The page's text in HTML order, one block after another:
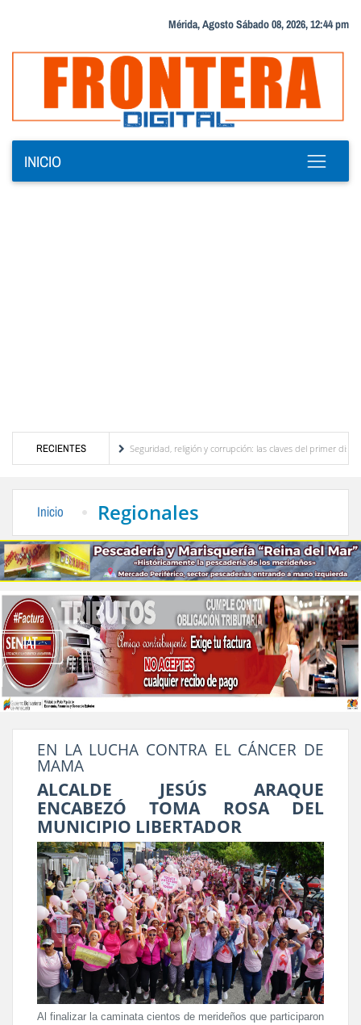
Mérida, Agosto Sábado 08, 2026, 12:44 pm
INICIO
RECIENTES
merideño
Seguridad, religión y corrupción: las claves del primer discurso
Inicio Regionales
EN LA LUCHA CONTRA EL CÁNCER DE
MAMA
ALCALDE JESÚS ARAQUE
ENCABEZÓ TOMA ROSA DEL
MUNICIPIO LIBERTADOR
Al finalizar la caminata cientos de merideños que participaron